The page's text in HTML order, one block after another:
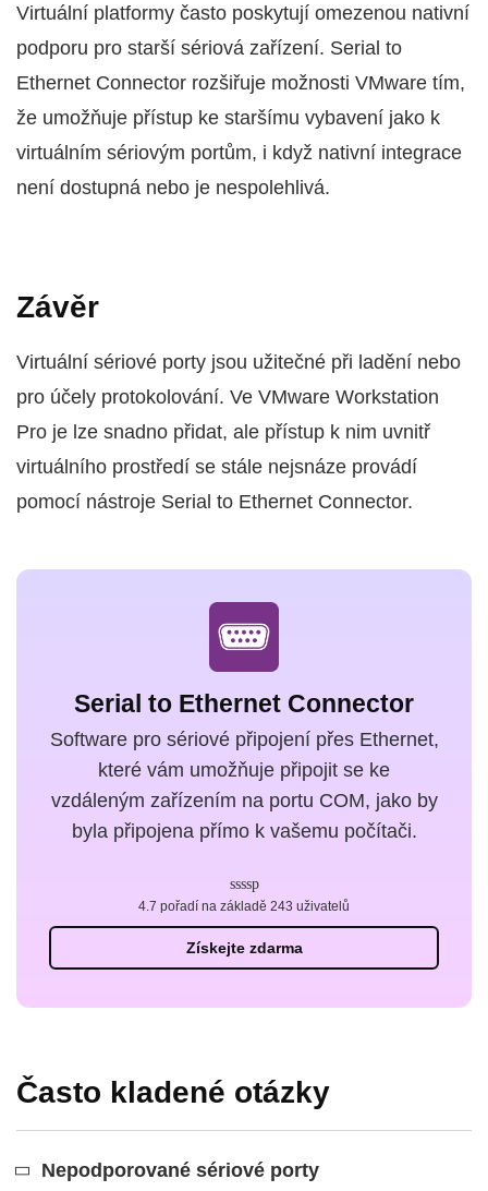
Virtuální platformy často poskytují omezenou nativní
podporu pro starší sériová zařízení. Serial to
Ethernet Connector rozšiřuje možnosti VMware tím,
že umožňuje přístup ke staršímu vybavení jako k
virtuálním sériovým portům, i když nativní integrace
není dostupná nebo je nespolehlivá.
Závěr
Virtuální sériové porty jsou užitečné při ladění nebo
pro účely protokolování. Ve VMware Workstation
Pro je lze snadno přidat, ale přístup k nim uvnitř
virtuálního prostředí se stále nejsnáze provádí
pomocí nástroje Serial to Ethernet Connector.
Serial to Ethernet Connector
Software pro sériové připojení přes Ethernet,
které vám umožňuje připojit se ke
vzdáleným zařízením na portu COM, jako by
byla připojena přímo k vašemu počítači.
Získejte zdarma
4.7 pořadí na základě 243 uživatelů
Často kladené otázky
Nepodporované sériové porty